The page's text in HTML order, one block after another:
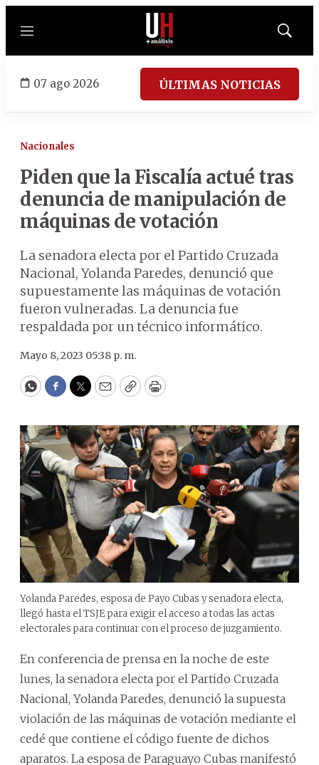
Menú
Mostrar
07 ago 2026 ÚLTIMAS NOTICIAS
Nacionales
Piden que la Fiscalía actué tras
denuncia de manipulación de
máquinas de votación
La senadora electa por el Partido Cruzada
Nacional, Yolanda Paredes, denunció que
supuestamente las máquinas de votación
fueron vulneradas. La denuncia fue
respaldada por un técnico informático.
Mayo 8, 2023 05:38 p. m.
WhatsApp
Facebook
Twitter
EmailCopyPrint
Yolanda Paredes, esposa de Payo Cubas y senadora electa,
llegó hasta el TSJE para exigir el acceso a todas las actas
electorales para continuar con el proceso de juzgamiento.
En conferencia de prensa en la noche de este
lunes, la senadora electa por el Partido Cruzada
Nacional, Yolanda Paredes, denunció la supuesta
violación de las máquinas de votación mediante el
cedé que contiene el código fuente de dichos
aparatos. La esposa de Paraguayo Cubas manifestó